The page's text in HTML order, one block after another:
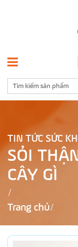
TIN TỨC SỨC
SỎI
CÂY GÌ
Trang chủ